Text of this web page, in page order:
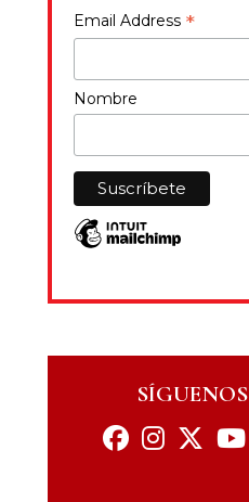
Email Address *
Nombre
SÍGUENOS